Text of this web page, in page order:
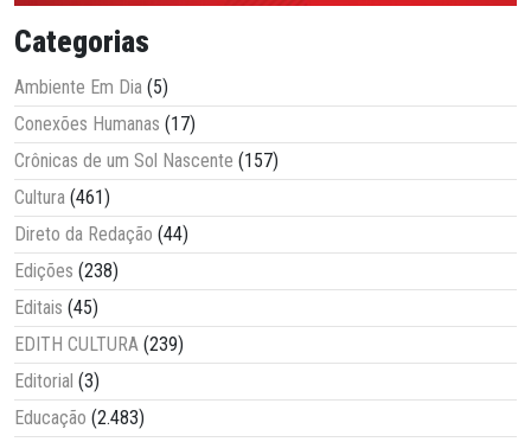
Categorias
Ambiente Em Dia (5)
Conexões Humanas (17)
Crônicas de um Sol Nascente (157)
Cultura (461)
Direto da Redação (44)
Edições (238)
Editais (45)
EDITH CULTURA (239)
Editorial (3)
Educação (2.483)